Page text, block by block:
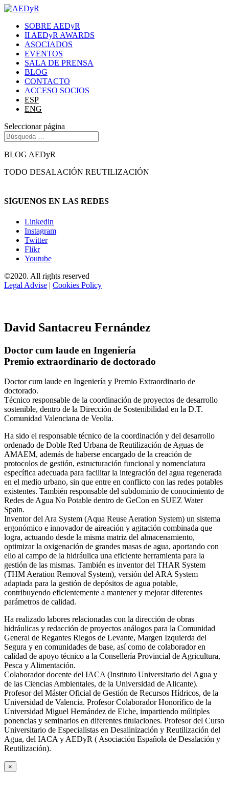
SOBRE AEDyR
II AEDyR AWARDS
ASOCIADOS
EVENTOS
SALA DE PRENSA
BLOG
CONTACTO
ACCESO SOCIOS
ESP
ENG
Seleccionar página
BLOG AEDyR
TODO DESALACIÓN REUTILIZACIÓN
SÍGUENOS EN LAS REDES
Linkedin
Instagram
Twitter
Flikr
Youtube
©2020. All rights reserved
Legal Advise | Cookies Policy
David Santacreu Fernández
Doctor cum laude en Ingeniería
Premio extraordinario de doctorado
Doctor cum laude en Ingeniería y Premio Extraordinario de
doctorado.
Técnico responsable de la coordinación de proyectos de desarrollo
sostenible, dentro de la Dirección de Sostenibilidad en la D.T.
Comunidad Valenciana de Veolia.
Ha sido el responsable técnico de la coordinación y del desarrollo
ordenado de Doble Red Urbana de Reutilización de Aguas de
AMAEM, además de haberse encargado de la creación de
protocolos de gestión, estructuración funcional y nomenclatura
específica adecuada para facilitar la integración del agua regenerada
en el medio urbano, sin que entre en conflicto con las redes potables
existentes. También responsable del subdominio de conocimiento de
Redes de Agua No Potable dentro de GeCon en SUEZ Water
Spain.
Inventor del Ara System (Aqua Reuse Aeration System) un sistema
ergonómico e innovador de aireación y agitación combinada que
logra, actuando desde la misma matriz del almacenamiento,
optimizar la oxigenación de grandes masas de agua, aportando con
ello al campo de la hidráulica una eficiente herramienta para la
gestión de las mismas. También es inventor del THAR System
(THM Aeration Removal System), versión del ARA System
adaptada para la gestión de depósitos de agua potable,
contribuyendo eficientemente a mantener y mejorar diferentes
parámetros de calidad.
Ha realizado labores relacionadas con la dirección de obras
hidráulicas y redacción de proyectos análogos para la Comunidad
General de Regantes Riegos de Levante, Margen Izquierda del
Segura y en comunidades de base, así como de colaborador en
calidad de apoyo técnico a la Consellería Provincial de Agricultura,
Pesca y Alimentación.
Colaborador docente del IACA (Instituto Universitario del Agua y
de las Ciencias Ambientales, de la Universidad de Alicante).
Profesor del Máster Oficial de Gestión de Recursos Hídricos, de la
Universidad de Valencia. Profesor Colaborador Honorífico de la
Universidad Miguel Hernández de Elche, impartiendo múltiples
ponencias y seminarios en diferentes titulaciones. Profesor del Curso
Universitario de Especialistas en Desalinización y Reutilización del
Agua, del IACA y AEDyR ( Asociación Española de Desalación y
Reutilización).
×